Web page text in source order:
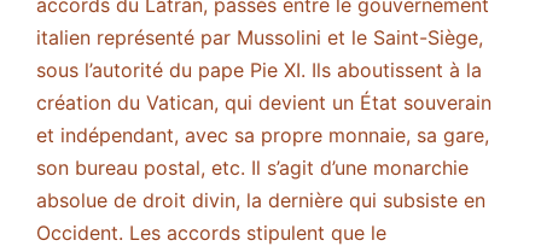
accords du Latran, passés entre le gouvernement
italien représenté par Mussolini et le Saint-Siège,
sous l’autorité du pape Pie XI. Ils aboutissent à la
création du Vatican, qui devient un État souverain
et indépendant, avec sa propre monnaie, sa gare,
son bureau postal, etc. Il s’agit d’une monarchie
absolue de droit divin, la dernière qui subsiste en
Occident. Les accords stipulent que le